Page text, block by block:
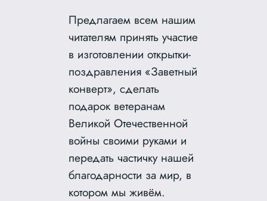
Предлагаем всем нашим
читателям принять участие
в изготовлении открытки-
поздравления «Заветный
конверт», сделать
подарок ветеранам
Великой Отечественной
войны своими руками и
передать частичку нашей
благодарности за мир, в
котором мы живём.